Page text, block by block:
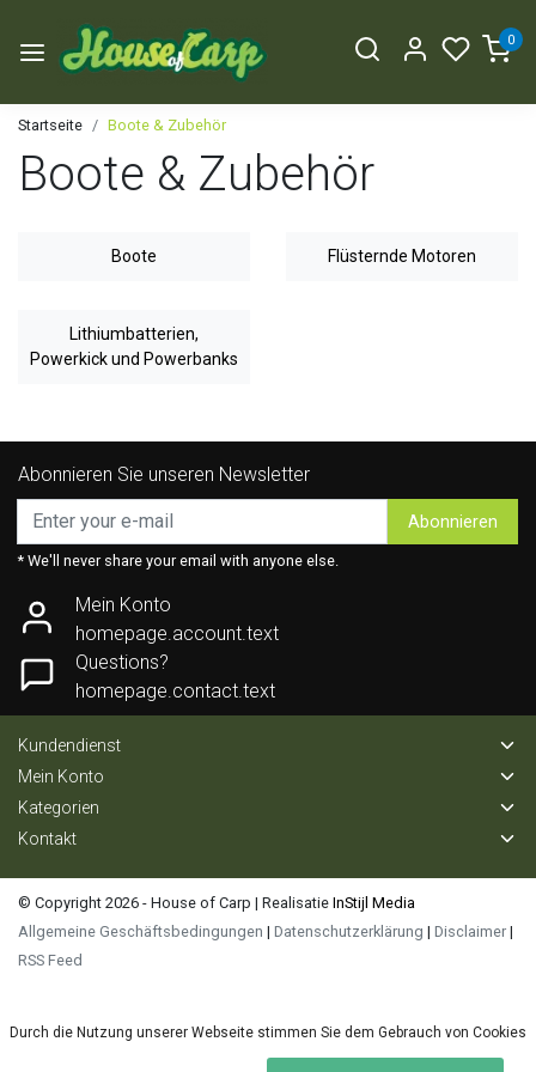
0
Startseite Boote & Zubehör
Boote & Zubehör
Boote Flüsternde Motoren
Lithiumbatterien,
Powerkick und Powerbanks
Abonnieren Sie unseren Newsletter
Abonnieren
* We'll never share your email with anyone else.
Mein Konto
homepage.account.text
Questions?
homepage.contact.text
Kundendienst
Mein Konto
Kategorien
Kontakt
© Copyright 2026 - House of Carp | Realisatie InStijl Media
Allgemeine Geschäftsbedingungen | Datenschutzerklärung | Disclaimer |
RSS Feed
Durch die Nutzung unserer Webseite stimmen Sie dem Gebrauch von Cookies